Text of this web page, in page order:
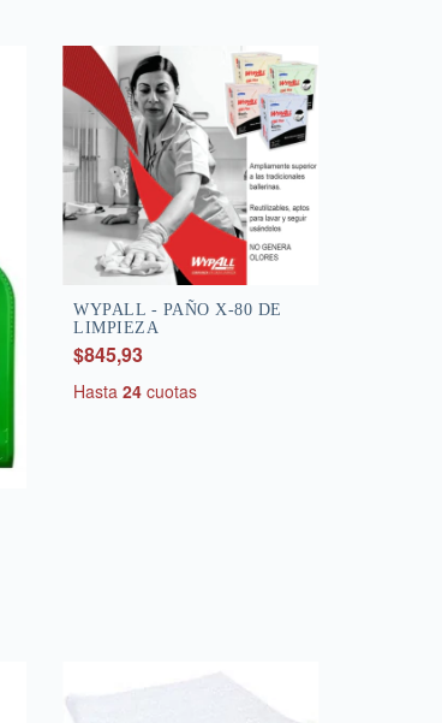
WYPALL - PAÑO X-80 DE
LIMPIEZA
$845,93
Hasta24 cuotas